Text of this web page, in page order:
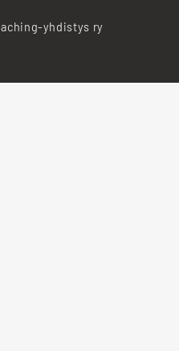
yhdistys ry